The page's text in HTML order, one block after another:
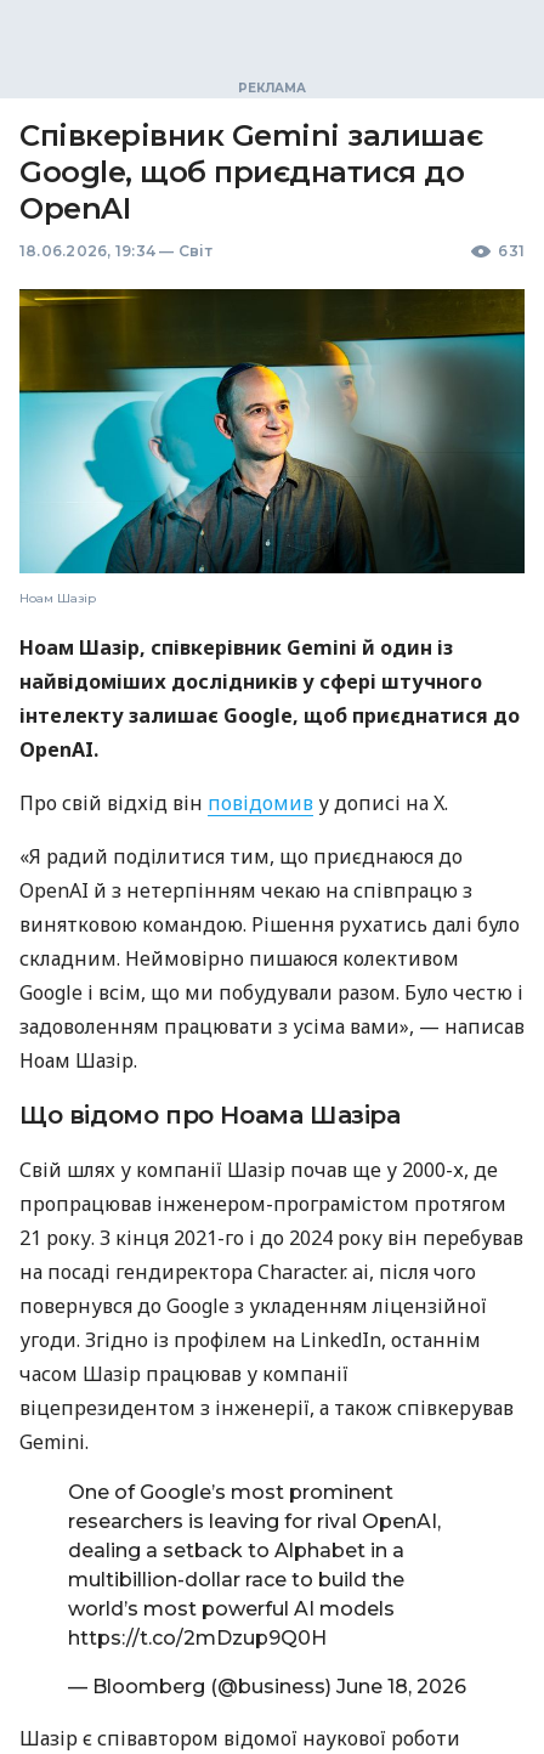
Співкерівник Gemini залишає
Google, щоб приєднатися до
OpenAI
18.06.2026, 19:34 — Світ 631
Ноам Шазір
Ноам Шазір, співкерівник Gemini й один із
найвідоміших дослідників у сфері штучного
інтелекту залишає Google, щоб приєднатися до
OpenAI.
Про свій відхід він повідомив у дописі на X.
«Я радий поділитися тим, що приєднаюся до
OpenAI й з нетерпінням чекаю на співпрацю з
винятковою командою. Рішення рухатись далі було
складним. Неймовірно пишаюся колективом
Google і всім, що ми побудували разом. Було честю і
задоволенням працювати з усіма вами», — написав
Ноам Шазір.
Що відомо про Ноама Шазіра
Свій шлях у компанії Шазір почав ще у 2000-х, де
пропрацював інженером-програмістом протягом
21 року. З кінця 2021-го і до 2024 року він перебував
на посаді гендиректора Character. ai, після чого
повернувся до Google з укладенням ліцензійної
угоди. Згідно із профілем на LinkedIn, останнім
часом Шазір працював у компанії
віцепрезидентом з інженерії, а також співкерував
Gemini.
One of Google’s most prominent
researchers is leaving for rival OpenAI,
dealing a setback to Alphabet in a
multibillion-dollar race to build the
world’s most powerful AI models
https://t.co/2mDzup9Q0H
— Bloomberg (@business) June 18, 2026
Шазір є співавтором відомої наукової роботи